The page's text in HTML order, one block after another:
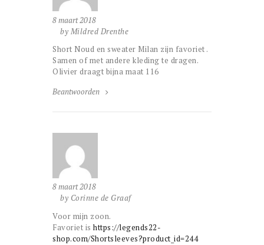
8 maart 2018
by Mildred Drenthe
Short Noud en sweater Milan zijn favoriet .
Samen of met andere kleding te dragen.
Olivier draagt bijna maat 116
Beantwoorden
8 maart 2018
by Corinne de Graaf
Voor mijn zoon.
Favoriet is https://legends22-
shop.com/Shortsleeves?product_id=244